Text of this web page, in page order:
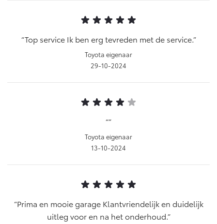
Top service Ik ben erg tevreden met de service.
Toyota eigenaar
29-10-2024
Toyota eigenaar
13-10-2024
Prima en mooie garage Klantvriendelijk en duidelijk
uitleg voor en na het onderhoud.